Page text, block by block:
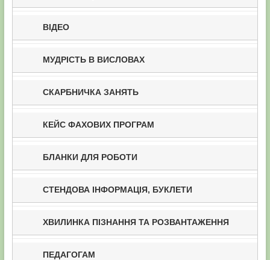
ВІДЕО
МУДРІСТЬ В ВИСЛОВАХ
СКАРБНИЧКА ЗАНЯТЬ
КЕЙС ФАХОВИХ ПРОГРАМ
БЛАНКИ ДЛЯ РОБОТИ
СТЕНДОВА ІНФОРМАЦІЯ, БУКЛЕТИ
ХВИЛИНКА ПІЗНАННЯ ТА РОЗВАНТАЖЕННЯ
ПЕДАГОГАМ